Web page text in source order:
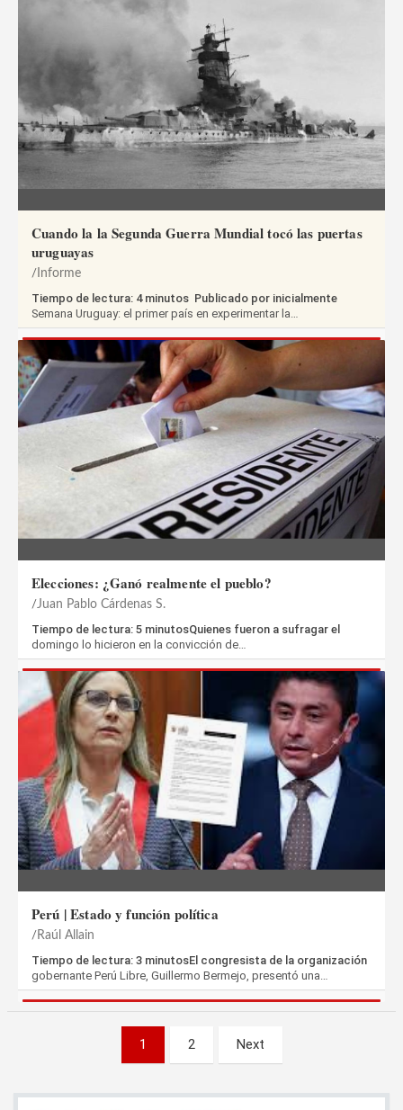
Cuando la la Segunda Guerra Mundial tocó las puertas
uruguayas
Informe
Tiempo de lectura: 4 minutos Publicado por inicialmente
Semana Uruguay: el primer país en experimentar la…
Elecciones: ¿Ganó realmente el pueblo?
Juan Pablo Cárdenas S.
Tiempo de lectura: 5 minutosQuienes fueron a sufragar el
domingo lo hicieron en la convicción de…
Perú | Estado y función política
Raúl Allain
Tiempo de lectura: 3 minutosEl congresista de la organización
gobernante Perú Libre, Guillermo Bermejo, presentó una…
entradas
1 2 Next